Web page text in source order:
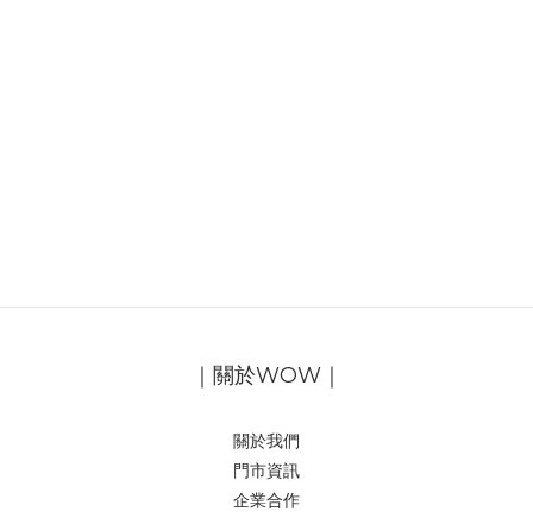
｜關於WOW｜
關於我們
門市資訊
企業合作